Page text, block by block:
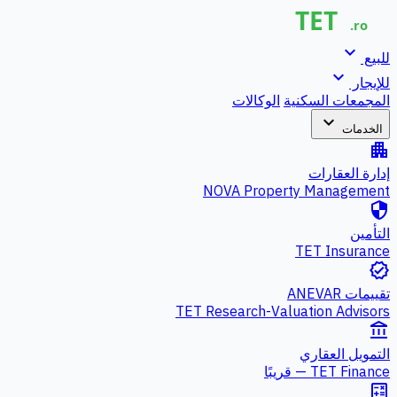
للبيع expand_more
للإيجار expand_more
المجمعات السكنية الوكالات
الخدمات expand_more
apartment
إدارة العقارات
NOVA Property Management
security
التأمين
TET Insurance
verified
تقييمات ANEVAR
TET Research-Valuation Advisors
account_balance
التمويل العقاري
TET Finance — قريبًا
calculate